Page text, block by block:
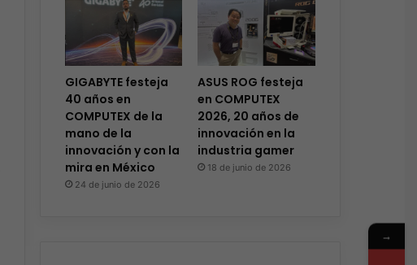
GIGABYTE festeja
40 años en
COMPUTEX de la
mano de la
innovación y con la
mira en México
24 de junio de 2026
ASUS ROG festeja
en COMPUTEX
2026, 20 años de
innovación en la
industria gamer
18 de junio de 2026
→